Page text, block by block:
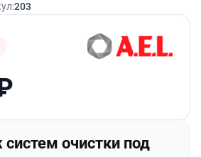
203
очистки под